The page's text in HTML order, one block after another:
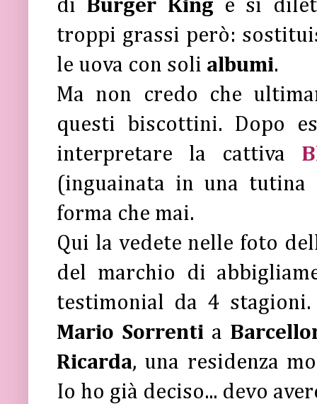
di Burger King e si
troppi grassi però:
le uova con soli albumi.
Ma non credo che
questi biscottini. Dopo
interpretare la cattiva
(inguainata in una
forma che mai.
Qui la vedete nelle foto
del marchio di
testimonial da 4
Mario Sorrenti a
Ricarda, una residenza
Io ho già deciso... devo